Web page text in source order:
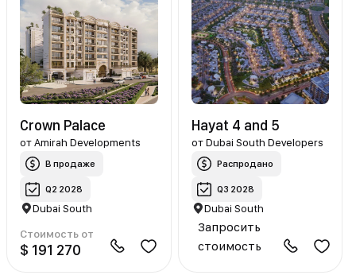
Crown Palace
отAmirah Developments
В продаже
Q2 2028
Dubai South
Стоимость от
$ 191 270
Hayat 4 and 5
от Dubai South Developers
Распродано
Q3 2028
Dubai South
Запросить
стоимость